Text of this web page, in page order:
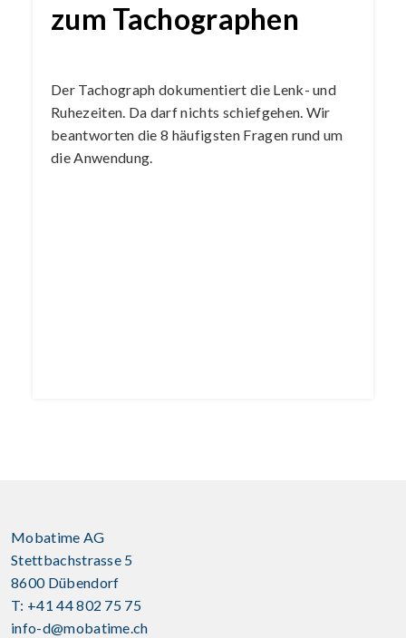
zum Tachographen
Der Tachograph dokumentiert die Lenk- und
Ruhezeiten. Da darf nichts schiefgehen. Wir
beantworten die 8 häufigsten Fragen rund um
die Anwendung.
Mobatime AG
Stettbachstrasse 5
8600 Dübendorf
T: +41 44 802 75 75
info-d@mobatime.ch